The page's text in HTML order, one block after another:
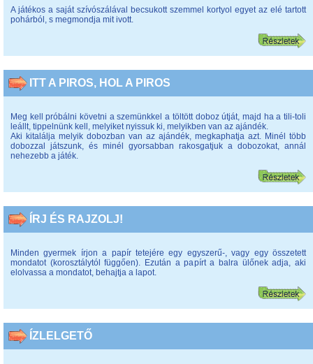
A játékos a saját szívószálával becsukott szemmel kortyol egyet az elé tartott
pohárból, s megmondja mit ivott.
ITT A PIROS, HOL A PIROS
Meg kell próbálni követni a szemünkkel a töltött doboz útját, majd ha a tili-toli
leállt, tippelnünk kell, melyiket nyissuk ki, melyikben van az ajándék.
Aki kitalálja melyik dobozban van az ajándék, megkaphatja azt. Minél több
dobozzal játszunk, és minél gyorsabban rakosgatjuk a dobozokat, annál
nehezebb a játék.
ÍRJ ÉS RAJZOLJ!
Minden gyermek írjon a papír tetejére egy egyszerű-, vagy egy összetett
mondatot (korosztálytól függően). Ezután a papírt a balra ülőnek adja, aki
elolvassa a mondatot, behajtja a lapot.
ÍZLELGETŐ